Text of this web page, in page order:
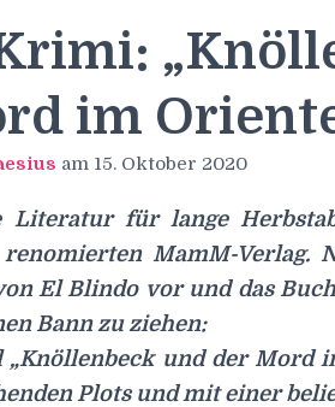
im
am 15. Oktober 2020
Literatur für lange
MamM-Verlag.
El Blindo vor und das
Bann zu ziehen:
und der Mord
Plots und mit einer